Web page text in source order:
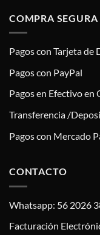
COMPRA SEGURA
Pagos con Tarjeta
Pagos con PayPal
Pagos en Efectivo en
Transferencia /
Pagos con Mercado
CONTACTO
Whatsapp: 56 2026
Facturación